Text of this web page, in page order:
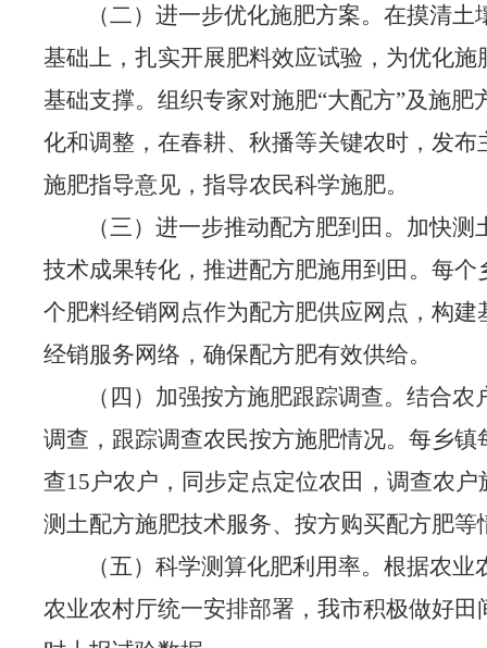
（二）进一步优化施肥方案。 在摸清土
基础上，扎实开展肥料效应试验，为优化施
基础支撑。组织专家对施肥“大配方”及施肥
化和调整，在春耕、秋播等关键农时，发布
施肥指导意见，指导农民科学施肥。
（三）进一步推动配方肥到田。 加快测
技术成果转化，推进配方肥施用到田。每个
个肥料经销网点作为配方肥供应网点，构建
经销服务网络，确保配方肥有效供给。
（四）加强按方施肥跟踪调查。 结合农
调查，跟踪调查农民按方施肥情况。每乡镇
查15户农户，同步定点定位农田，调查农户
测土配方施肥技术服务、按方购买配方肥等
（五）科学测算化肥利用率。 根据农业
农业农村厅统一安排部署，我市积极做好田